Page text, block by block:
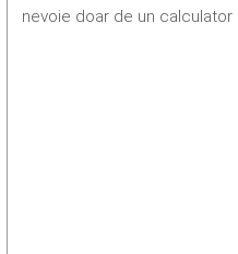
nevoie doar de un